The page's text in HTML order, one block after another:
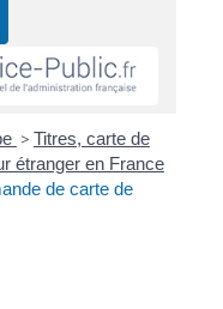
> Titres, carte de
étranger en France
de carte de